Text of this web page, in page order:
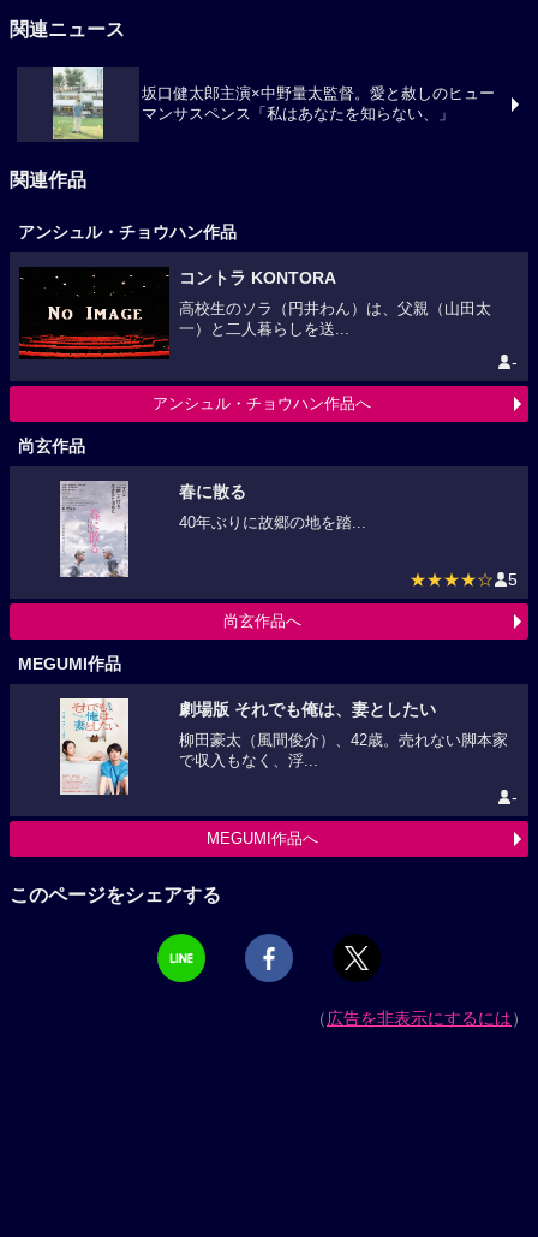
関連ニュース
坂口健太郎主演×中野量太監督。愛と赦しのヒュー
マンサスペンス「私はあなたを知らない、」
関連作品
アンシュル・チョウハン作品
コントラ KONTORA
高校生のソラ（円井わん）は、父親（山田太
一）と二人暮らしを送...
-
アンシュル・チョウハン作品へ
尚玄作品
春に散る
40年ぶりに故郷の地を踏...
★★★★☆ 5
尚玄作品へ
MEGUMI作品
劇場版 それでも俺は、妻としたい
柳田豪太（風間俊介）、42歳。売れない脚本家
で収入もなく、浮...
-
MEGUMI作品へ
このページをシェアする
（広告を非表示にするには）